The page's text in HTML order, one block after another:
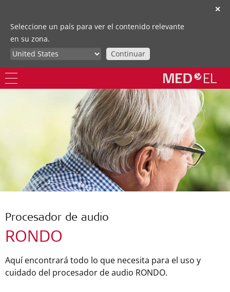
✕
Seleccione un país para ver el contenido relevante
en su zona.
Continuar
Procesador de audio
RONDO
Aquí encontrará todo lo que necesita para el uso y
cuidado del procesador de audio RONDO.